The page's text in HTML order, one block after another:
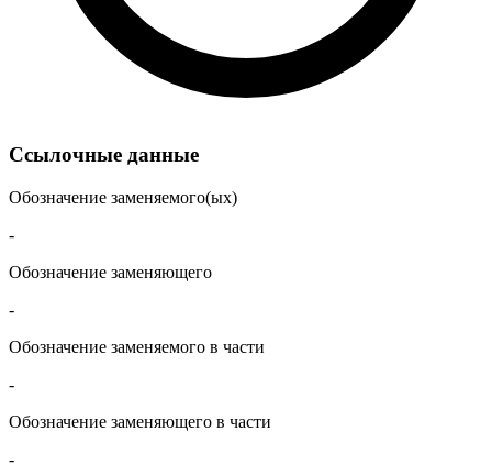
Ссылочные данные
Обозначение заменяемого(ых)
-
Обозначение заменяющего
-
Обозначение заменяемого в части
-
Обозначение заменяющего в части
-